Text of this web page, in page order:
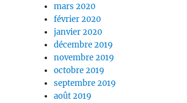
mars 2020
février 2020
janvier 2020
décembre 2019
novembre 2019
octobre 2019
septembre 2019
août 2019